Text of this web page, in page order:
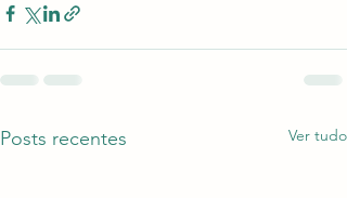
Posts recentes Ver tudo